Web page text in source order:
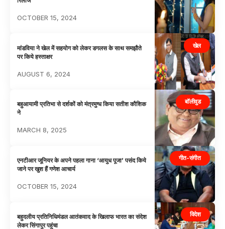
OCTOBER 15, 2024
खेल
मांडविया ने खेल में सहयोग को लेकर डगलस के साथ समझौते
पर किये हस्ताक्षर
AUGUST 6, 2024
बॉलीवुड
बहुआयामी प्रतिभा से दर्शकों को मंत्रमुग्ध किया सतीश कौशिक
ने
MARCH 8, 2025
गीत-संगीत
एनटीआर जूनियर के अपने पहला गाना ‘आयुध पूजा’ पसंद किये
जाने पर खुश हैं गणेश आचार्य
OCTOBER 15, 2024
विदेश
बहुदलीय प्रतिनिधिमंडल आतंकवाद के खिलाफ भारत का संदेश
लेकर सिंगापुर पहुंचा